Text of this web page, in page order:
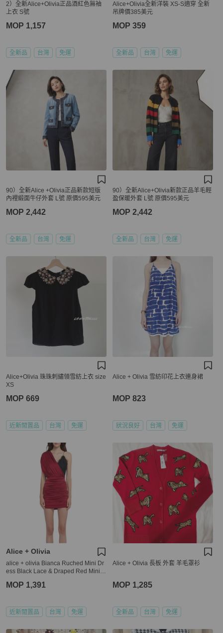
2）全新Alice+Olivia正品酒紅色無袖
上衣 S號
MOP 1,157
全新品 台灣 免運
Alice+Olivia全新洋裝 XS-S適穿 全新
吊牌價385美元
MOP 359
全新品 台灣 免運
90）全新Alice +Olivia正品新款短版
內裡緞面牛仔外套 L號 原價595美元
MOP 2,442
全新品 台灣 免運
90）全新Alice+Olivia新款正品羊毛輕
盈保暖外套 L號 原價595美元
MOP 2,442
全新品 台灣 免運
Alice+Olivia 珠珠刺繡領雪紡上衣 size
XS
MOP 669
近新閒置品 台灣 免運
Alice + Olivia 雪紡印花上衣連身裙
MOP 823
狀況良好 台灣 免運
Alice + Olivia
alice + olivia Bianca Ruched Mini Dr
ess Black Lace & Draped Red Mini D
MOP 1,391
近新閒置品 台灣 免運
Alice + Olivia 長板 外套 羊毛罩衫
MOP 1,285
全新品 台灣 免運